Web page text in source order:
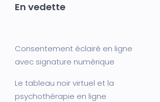
En vedette
Consentement éclairé en ligne
avec signature numérique
Le tableau noir virtuel et la
psychothérapie en ligne